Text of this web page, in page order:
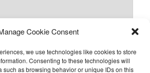
Cookie Consent
we use technologies like cookies to store
Consenting to these technologies will
such as browsing behavior or unique IDs on this